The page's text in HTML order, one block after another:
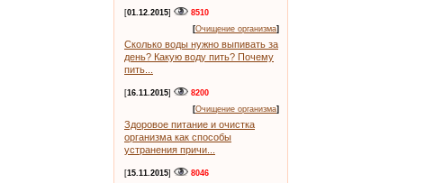
[01.12.2015]
8510
[Очищение организма]
Сколько воды нужно выпивать за
день? Какую воду пить? Почему
пить...
[16.11.2015]
8200
[Очищение организма]
Здоровое питание и очистка
организма как способы
устранения причи...
[15.11.2015]
8046